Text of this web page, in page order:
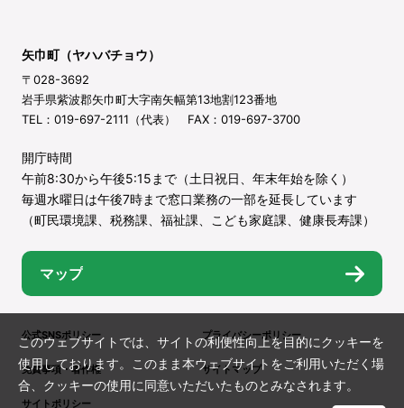
矢巾町（ヤハバチョウ）
〒028-3692
岩手県紫波郡矢巾町大字南矢幅第13地割123番地
TEL：019-697-2111（代表） FAX：019-697-3700
開庁時間
午前8:30から午後5:15まで（土日祝日、年末年始を除く）
毎週水曜日は午後7時まで窓口業務の一部を延長しています
（町民環境課、税務課、福祉課、こども家庭課、健康長寿課）
マップ
公式SNSポリシー プライバシーポリシー
免責事項・著作権 サイトマップ
サイトポリシー
このウェブサイトでは、サイトの利便性向上を目的にクッキーを
使用しております。このまま本ウェブサイトをご利用いただく場
合、クッキーの使用に同意いただいたものとみなされます。